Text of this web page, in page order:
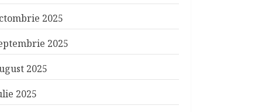
2025
2025
2025
2025